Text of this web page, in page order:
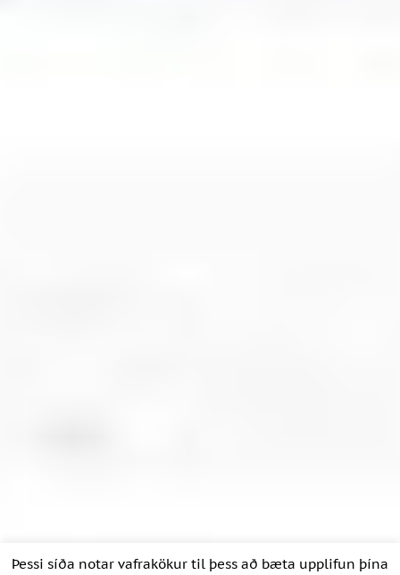
Þessi síða notar vafrakökur til þess að bæta upplifun þína